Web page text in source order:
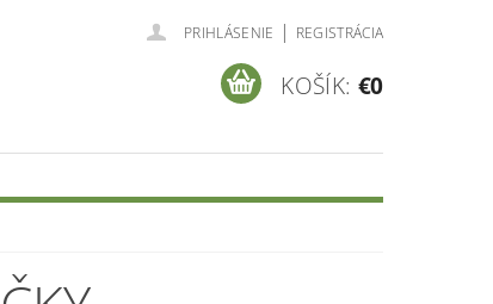
PRIHLÁSENIE | REGISTRÁCIA
KOŠÍK: €0